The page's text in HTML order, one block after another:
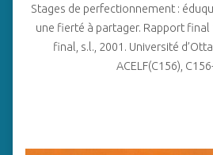
Stages de perfectionnement :
une fierté à partager. Rapport final
final, s.l., 2001. Université
ACELF(C156),